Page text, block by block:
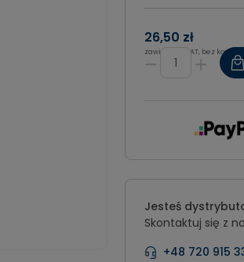
26,50 zł
zawiera 8% VAT, bez kosztów
Jesteś
Skontaktuj się z
+48 720 915